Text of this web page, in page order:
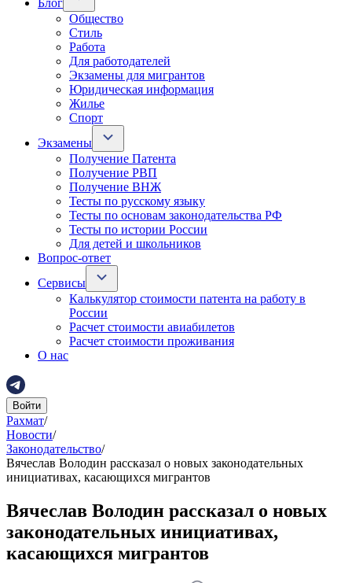
Блог
Общество
Стиль
Работа
Для работодателей
Экзамены для мигрантов
Юридическая информация
Жилье
Спорт
Экзамены
Получение Патента
Получение РВП
Получение ВНЖ
Тесты по русскому языку
Тесты по основам законодательства РФ
Тесты по истории России
Для детей и школьников
Вопрос-ответ
Сервисы
Калькулятор стоимости патента на работу в
России
Расчет стоимости авиабилетов
Расчет стоимости проживания
О нас
Войти
Рахмат/
Новости/
Законодательство/
Вячеслав Володин рассказал о новых законодательных
инициативах, касающихся мигрантов
Вячеслав Володин рассказал о новых
законодательных инициативах,
касающихся мигрантов